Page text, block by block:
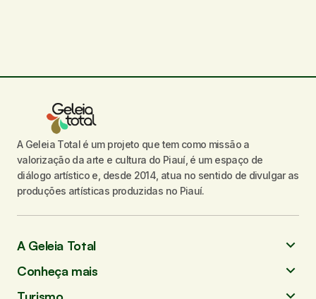
A Geleia Total é um projeto que tem como missão a
valorização da arte e cultura do Piauí, é um espaço de
diálogo artístico e, desde 2014, atua no sentido de divulgar as
produções artísticas produzidas no Piauí.
A Geleia Total
Conheça mais